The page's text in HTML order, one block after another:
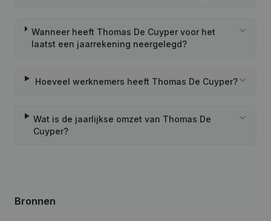
Wanneer heeft Thomas De Cuyper voor het
laatst een jaarrekening neergelegd?
Hoeveel werknemers heeft Thomas De Cuyper?
Wat is de jaarlijkse omzet van Thomas De
Cuyper?
Bronnen